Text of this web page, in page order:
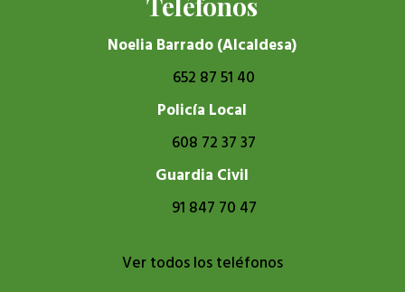
Noelia Barrado (Alcaldesa)
652 87 51 40
Policía Local
608 72 37 37
Guardia Civil
91 847 70 47
Ver todos los teléfonos